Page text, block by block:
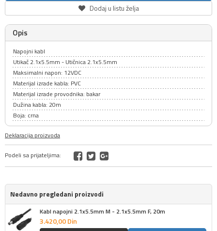
Dodaj u listu želja
Opis
Napojni kabl
Utikač 2.1x5.5mm - Utičnica 2.1x5.5mm
Maksimalni napon: 12VDC
Materijal izrade kabla: PVC
Materijal izrade provodnika: bakar
Dužina kabla: 20m
Boja: crna
Deklaracija proizvoda
Podeli sa prijateljima:
Nedavno pregledani proizvodi
Kabl napojni 2.1x5.5mm M - 2.1x5.5mm F, 20m
3.420,00Din